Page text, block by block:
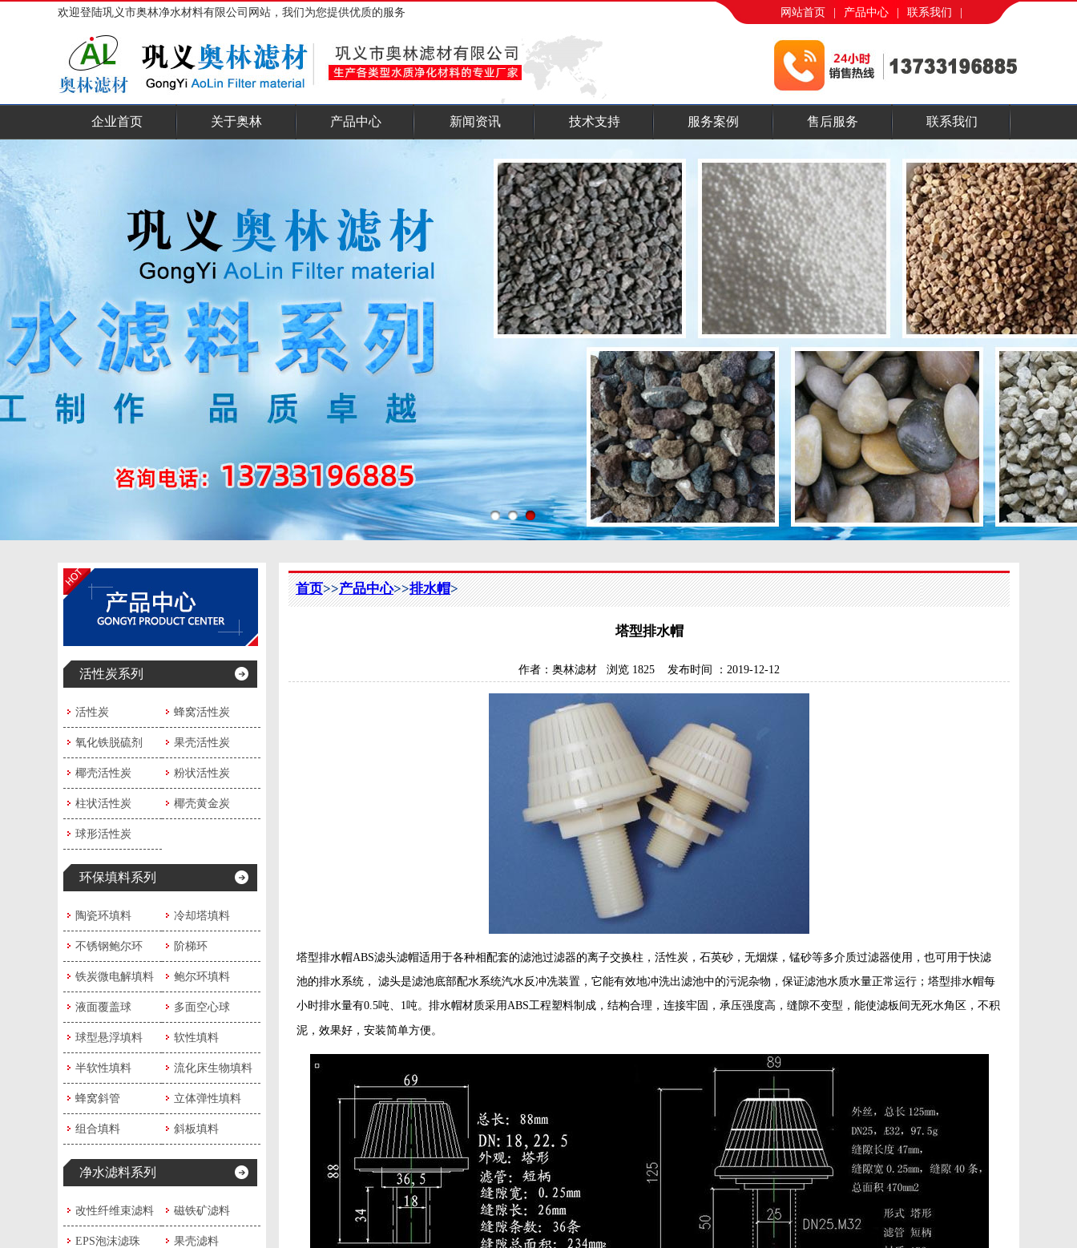
网站首页 | 产品中心 | 联系我们 |
欢迎登陆巩义市奥林净水材料有限公司网站，我们为您提供优质的服务
企业首页 关于奥林 产品中心 新闻资讯 技术支持 服务案例 售后服务 联系我们
活性炭系列
活性炭 蜂窝活性炭
氧化铁脱硫剂 果壳活性炭
椰壳活性炭 粉状活性炭
柱状活性炭 椰壳黄金炭
球形活性炭
环保填料系列
陶瓷环填料 冷却塔填料
不锈钢鲍尔环 阶梯环
铁炭微电解填料 鲍尔环填料
液面覆盖球 多面空心球
球型悬浮填料 软性填料
半软性填料 流化床生物填料
蜂窝斜管 立体弹性填料
组合填料 斜板填料
净水滤料系列
改性纤维束滤料 磁铁矿滤料
EPS泡沫滤珠 果壳滤料
首页>>产品中心>>排水帽>
塔型排水帽
作者： 奥林滤材 浏览 1825 发布时间 ： 2019-12-12
塔型排水帽ABS滤头滤帽适用于各种相配套的滤池过滤器的离子交换柱，活性炭，石英砂，无烟煤，锰砂等多介质过滤器使用，也可用于快滤
池的排水系统， 滤头是滤池底部配水系统汽水反冲冼装置，它能有效地冲洗出滤池中的污泥杂物，保证滤池水质水量正常运行；塔型排水帽每
小时排水量有0.5吨、1吨。排水帽材质采用ABS工程塑料制成，结构合理，连接牢固，承压强度高，缝隙不变型，能使滤板间无死水角区，不积
泥，效果好，安装简单方便 。